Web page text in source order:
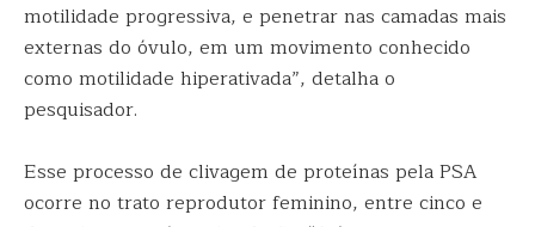
motilidade progressiva, e penetrar nas camadas mais
externas do óvulo, em um movimento conhecido
como motilidade hiperativada”, detalha o
pesquisador.
Esse processo de clivagem de proteínas pela PSA
ocorre no trato reprodutor feminino, entre cinco e